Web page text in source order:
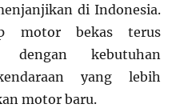
di Indonesia.
motor bekas terus
dengan kebutuhan
yang lebih
motor baru.